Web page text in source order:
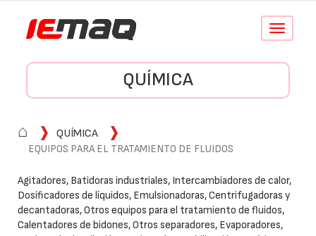
Conmutar
QUÍMICA
⌂
QUÍMICA
EQUIPOS PARA EL TRATAMIENTO DE FLUIDOS
Agitadores, Batidoras industriales, Intercambiadores de calor,
Dosificadores de líquidos, Emulsionadoras, Centrifugadoras y
decantadoras, Otros equipos para el tratamiento de fluidos,
Calentadores de bidones, Otros separadores, Evaporadores,